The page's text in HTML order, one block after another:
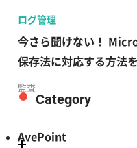
ログ管理
今さら聞けない！
保存法に対応する方法
監査
Category
AvePoint